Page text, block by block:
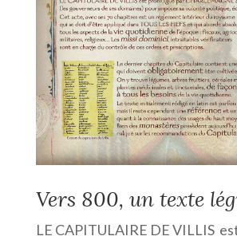
Vers 800, un texte
LE CAPITULAIRE DE VILLIS